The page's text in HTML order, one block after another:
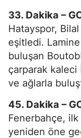
33. Dakika –
Hatayspor,
eşitledi. Lamine
buluşan
çarparak kaleci
ve ağlarla
45. Dakika –
Fenerbahçe, ilk
yeniden öne